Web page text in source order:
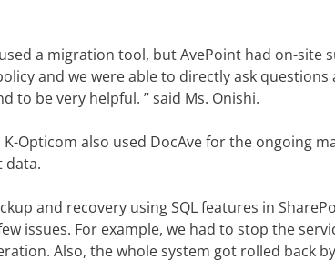
a migration tool, but AvePoint had on-site
and we were able to directly ask questions
to be very helpful. ” said Ms. Onishi.
Opticom also used DocAve for the ongoing
data.
and recovery using SQL features in
issues. For example, we had to stop the
Also, the whole system got rolled back